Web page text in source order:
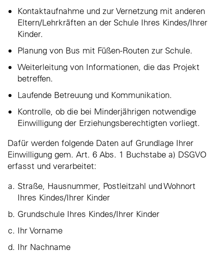
Kontaktaufnahme und zur Vernetzung mit anderen
Eltern/Lehrkräften an der Schule Ihres Kindes/Ihrer
Kinder.
Planung von Bus mit Füßen-Routen zur Schule.
Weiterleitung von Informationen, die das Projekt
betreffen.
Laufende Betreuung und Kommunikation.
Kontrolle, ob die bei Minderjährigen notwendige
Einwilligung der Erziehungsberechtigten vorliegt.
Dafür werden folgende Daten auf Grundlage Ihrer
Einwilligung gem. Art. 6 Abs. 1 Buchstabe a) DSGVO
erfasst und verarbeitet:
Straße, Hausnummer, Postleitzahl und Wohnort
Ihres Kindes/Ihrer Kinder
Grundschule Ihres Kindes/Ihrer Kinder
Ihr Vorname
Ihr Nachname